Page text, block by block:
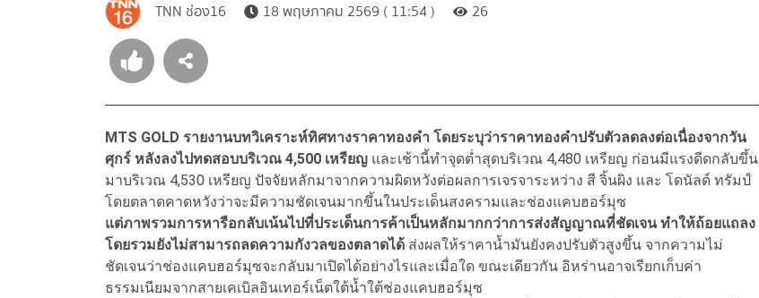
TNN ช่อง16 18 พฤษภาคม 2569 ( 11:54 ) 26
MTS GOLD รายงานบทวิเคราะห์ทิศทางราคาทองคํา โดยระบุว่าราคาทองคําปรับตัวลดลงต่อเนื่องจากวัน
ศุกร์ หลังลงไปทดสอบบริเวณ 4,500 เหรียญ และเช้านี้ทําจุดตํ่าสุดบริเวณ 4,480 เหรียญ ก่อนมีแรงดีดกลับขึ้น
มาบริเวณ 4,530 เหรียญ ปัจจัยหลักมาจากความผิดหวังต่อผลการเจรจาระหว่าง สี จิ้นผิง และ โดนัลด์ ทรัมป์
โดยตลาดคาดหวังว่าจะมีความชัดเจนมากขึ้นในประเด็นสงครามและช่องแคบฮอร์มุซ
แต่ภาพรวมการหารือกลับเน้นไปที่ประเด็นการค้าเป็นหลักมากกว่าการส่งสัญญาณที่ชัดเจน ทําให้ถ้อยแถลง
โดยรวมยังไม่สามารถลดความกังวลของตลาดได้ ส่งผลให้ราคานํ้ามันยังคงปรับตัวสูงขึ้น จากความไม่
ชัดเจนว่าช่องแคบฮอร์มุซจะกลับมาเปิดได้อย่างไรและเมื่อใด ขณะเดียวกัน อิหร่านอาจเรียกเก็บค่า
ธรรมเนียมจากสายเคเบิลอินเทอร์เน็ตใต้นํ้าใต้ช่องแคบฮอร์มุซ